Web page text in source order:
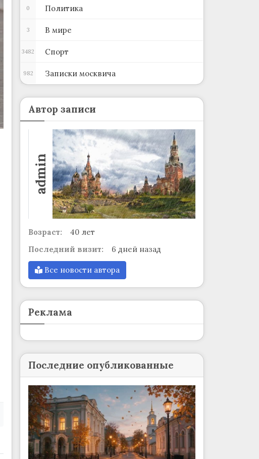
Политика
0
В мире
3
Спорт
3482
Записки москвича
982
Автор записи
admin
Возраст:
40 лет
Последний визит:
6 дней назад
Все новости автора
Реклама
Последние опубликованные